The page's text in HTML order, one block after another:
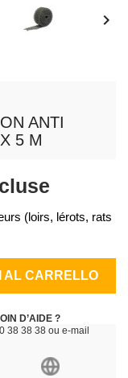

ANTI
5 M
(loirs, lérots, rats
AL CARRELLO
D’AIDE ?
38 38 38 ou e-mail